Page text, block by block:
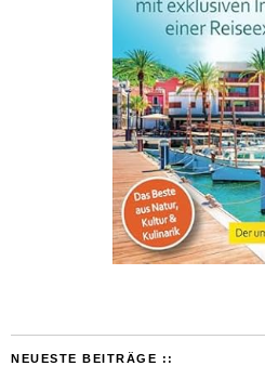
NEUESTE BEITRÄGE ::